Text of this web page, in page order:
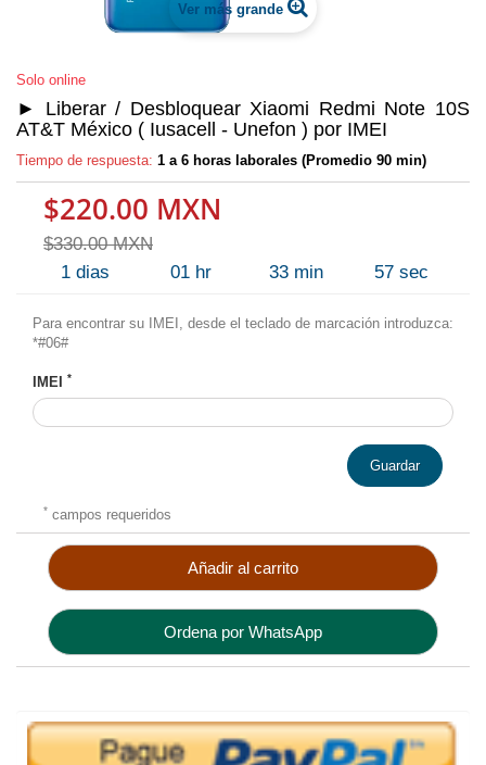
Ver más grande
Solo online
► Liberar / Desbloquear Xiaomi Redmi Note 10S
AT&T México ( Iusacell - Unefon ) por IMEI
Tiempo de respuesta: 1 a 6 horas laborales (Promedio 90 min)
$220.00 MXN
$330.00 MXN
1 dias 01 hr 33 min 57 sec
Para encontrar su IMEI, desde el teclado de marcación introduzca:
*#06#
IMEI *
Guardar
* campos requeridos
Añadir al carrito
Ordena por WhatsApp